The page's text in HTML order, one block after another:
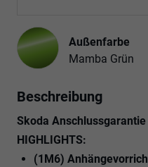
Außenfarbe
Mamba Grün
Beschreibung
Skoda
HIGHLIGHTS:
(1M6)